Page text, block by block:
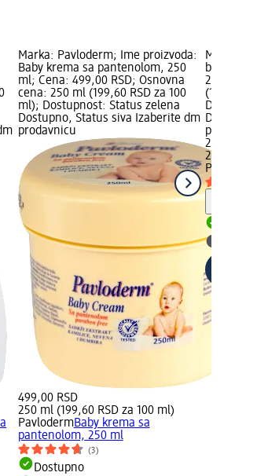
Marka: Pavloderm; Ime proizvoda:
Baby krema sa pantenolom, 250
ml; Cena: 499,00 RSD; Osnovna
cena: 250 ml (199,60 RSD za 100
ml); Dostupnost: Status zelena
Dostupno, Status siva Izaberite dm
prodavnicu
499,00 RSD
250 ml (199,60 RSD za 100 ml)
PavlodermBaby krema sa
pantenolom, 250 ml
(3)
Dostupno
Marka:
bebi
279,00
(139,50
Dostupno,
prodavnicu
279,00 RSD
200 ml
Pavlogal